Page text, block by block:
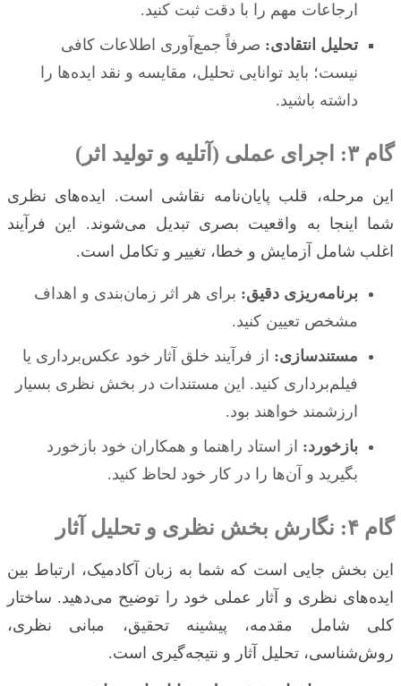
ارجاعات مهم را با دقت ثبت کنید.
تحلیل انتقادی: صرفاً جمع‌آوری اطلاعات کافی
نیست؛ باید توانایی تحلیل، مقایسه و نقد ایده‌ها را
داشته باشید.
گام ۳: اجرای عملی (آتلیه و تولید اثر)
این مرحله، قلب پایان‌نامه نقاشی است. ایده‌های نظری
شما اینجا به واقعیت بصری تبدیل می‌شوند. این فرآیند
اغلب شامل آزمایش و خطا، تغییر و تکامل است.
برنامه‌ریزی دقیق: برای هر اثر زمان‌بندی و اهداف
مشخص تعیین کنید.
مستندسازی: از فرآیند خلق آثار خود عکس‌برداری یا
فیلم‌برداری کنید. این مستندات در بخش نظری بسیار
ارزشمند خواهند بود.
بازخورد: از استاد راهنما و همکاران خود بازخورد
بگیرید و آن‌ها را در کار خود لحاظ کنید.
گام ۴: نگارش بخش نظری و تحلیل آثار
این بخش جایی است که شما به زبان آکادمیک، ارتباط بین
ایده‌های نظری و آثار عملی خود را توضیح می‌دهید. ساختار
کلی شامل مقدمه، پیشینه تحقیق، مبانی نظری،
روش‌شناسی، تحلیل آثار و نتیجه‌گیری است.